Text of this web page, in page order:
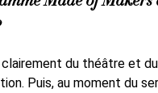
clairement du théâtre et
Puis, au moment du